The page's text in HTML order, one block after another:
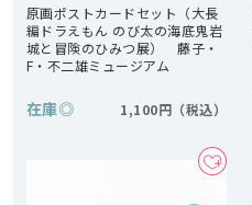
原画ポストカードセット（大長
編ドラえもん のび太の海底鬼岩
城と冒険のひみつ展） 藤子・
F・不二雄ミュージアム
在庫◎ 1,100円